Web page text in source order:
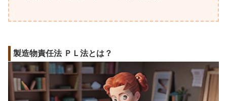
製造物責任法 ＰＬ法とは？